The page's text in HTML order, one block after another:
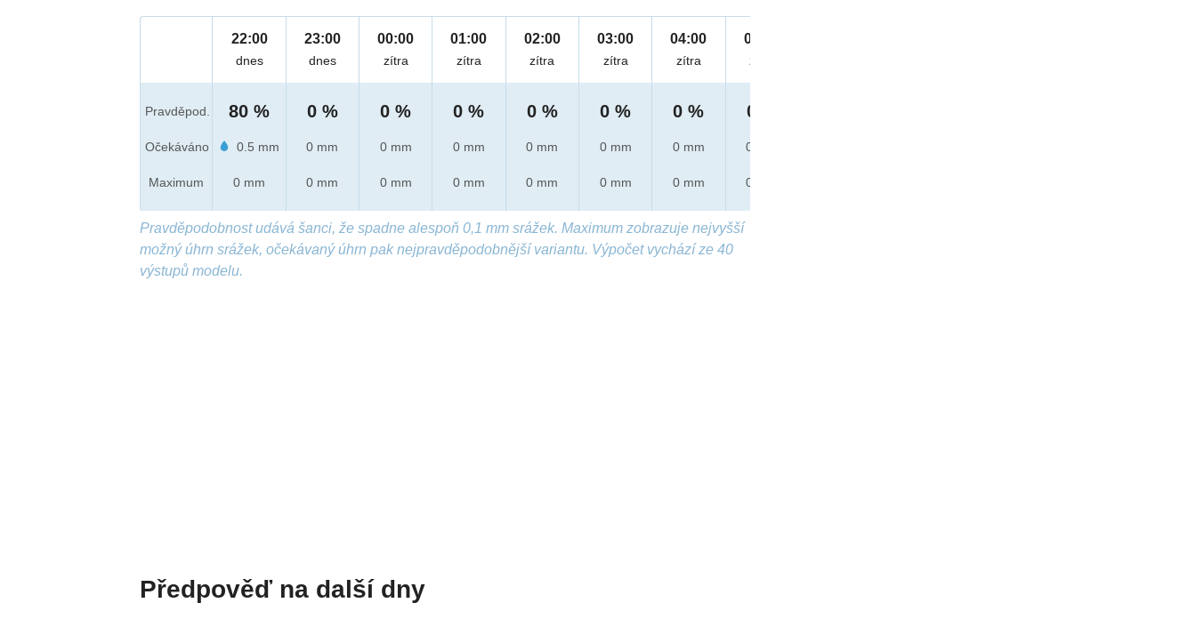
Pravděpod.
Očekáváno
Maximum
22:00
dnes
80 %
0.5 mm
0 mm
23:00
dnes
0 %
0 mm
0 mm
00:00
zítra
0 %
0 mm
0 mm
01:00
zítra
0 %
0 mm
0 mm
02:00
zítra
0 %
0 mm
0 mm
03:00
zítra
0 %
0 mm
0 mm
04:00
zítra
0 %
0 mm
0 mm
05:00
zítra
0 %
0 mm
0 mm
Pravděpodobnost udává šanci, že spadne alespoň 0,1 mm srážek. Maximum zobrazuje nejvyšší
možný úhrn srážek, očekávaný úhrn pak nejpravděpodobnější variantu. Výpočet vychází ze 40
výstupů modelu.
Předpověď na další dny